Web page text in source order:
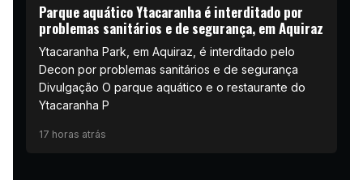
Parque aquático Ytacaranha é interditado por
problemas sanitários e de segurança, em Aquiraz
Ytacaranha Park, em Aquiraz, é interditado pelo
Decon por problemas sanitários e de segurança
Divulgação O parque aquático e o restaurante do
Ytacaranha P
17 horas atrás